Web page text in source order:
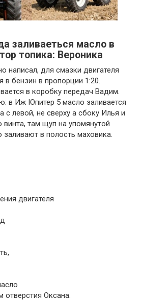
заливаеться масло в
топика: Вероника
написал, для смазки двигателя
в бензин в пропорции 1:20.
в коробку передач Вадим.
в Иж Юпитер 5 масло заливается
с левой, не сверху а сбоку Илья и
винта, там щуп на упомянутой
в полость маховика.
двигателя
отверстия Оксана.